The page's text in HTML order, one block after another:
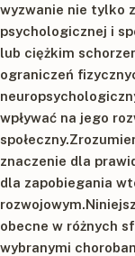
wyzwanie nie tylko
psychologicznej i
lub ciężkim
ograniczeń
wpływać na jego
znaczenie dla
dla zapobiegania
obecne w różnych
wybranymi